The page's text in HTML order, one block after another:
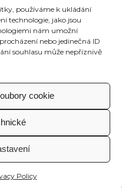
používáme k ukládání
technologie, jako jsou
nám umožní
nebo jedinečná ID
souhlasu může nepříznivě
cookie
Policy